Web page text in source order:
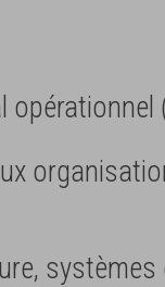
opérationnel
systèmes